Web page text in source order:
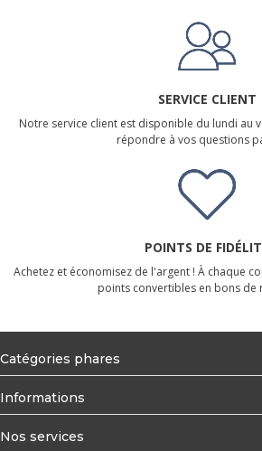
SERVICE CLIENT
Notre service client est disponible du lundi au
répondre à vos questions
POINTS DE
Achetez et économisez de l'argent ! À chaque
points convertibles en bons de
Catégories phares
Informations
Nos services